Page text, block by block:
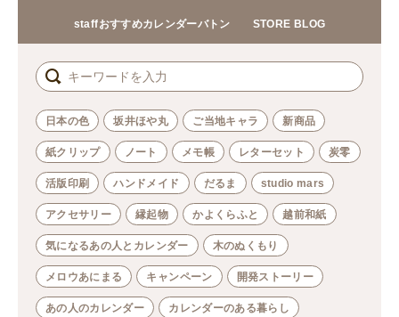
staffおすすめカレンダーバトン STORE BLOG
日本の色 坂井ほや丸 ご当地キャラ 新商品
紙クリップ ノート メモ帳 レターセット 炭零
活版印刷 ハンドメイド だるま studio mars
アクセサリー 縁起物 かよくらふと 越前和紙
気になるあの人とカレンダー 木のぬくもり
メロウあにまる キャンペーン 開発ストーリー
あの人のカレンダー カレンダーのある暮らし